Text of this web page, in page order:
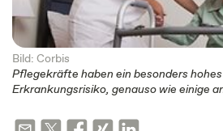
Bild: Corbis
Pflegekräfte haben ein besonders
Erkrankungsrisiko, genauso wie einige